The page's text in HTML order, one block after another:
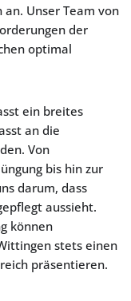
Unser Team von
der
optimal
ein breites
an die
Von
bis hin zur
darum, dass
aussieht.
können
stets einen
präsentieren.